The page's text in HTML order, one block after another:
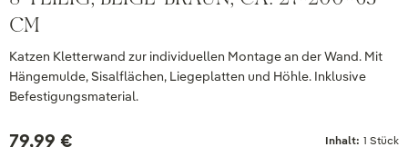
CM
Katzen Kletterwand zur individuellen Montage an der Wand. Mit
Hängemulde, Sisalflächen, Liegeplatten und Höhle. Inklusive
Befestigungsmaterial.
79,99 € Inhalt: 1 Stück